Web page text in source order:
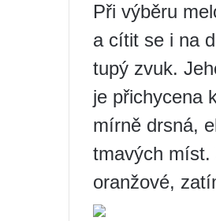
Při výběru
a cítit se i na
tupý zvuk.
je přichycena
mírně drsná,
tmavých míst.
oranžové,